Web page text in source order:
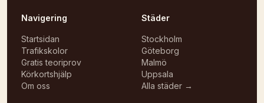
Navigering
Startsidan
Trafikskolor
Gratis teoriprov
Körkortshjälp
Om oss
Städer
Stockholm
Göteborg
Malmö
Uppsala
Alla städer →